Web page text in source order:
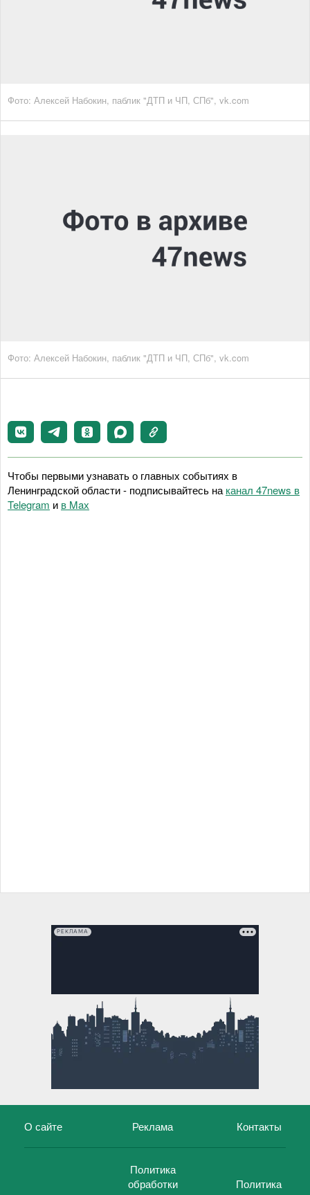
Фото: Алексей Набокин, паблик "ДТП и ЧП, СПб", vk.com
Фото: Алексей Набокин, паблик "ДТП и ЧП, СПб", vk.com
Чтобы первыми узнавать о главных событиях в
Ленинградской области - подписывайтесь на канал 47news в
Telegram и в Maх
РЕКЛАМА
О сайте Реклама Контакты
Политика
обработки
Политика